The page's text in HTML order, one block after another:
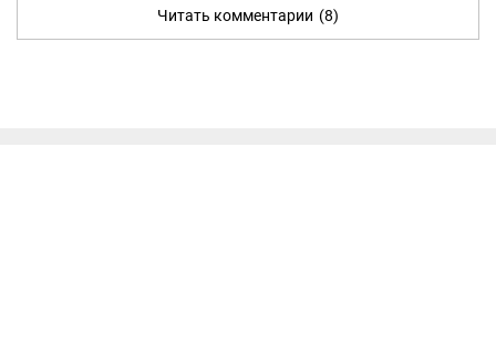
Читать комментарии (8)